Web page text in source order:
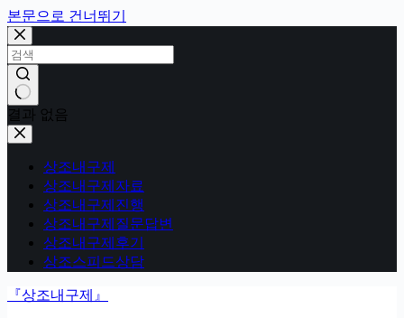
본문으로 건너뛰기
결과 없음
상조내구제
상조내구제자료
상조내구제진행
상조내구제질문답변
상조내구제후기
상조스피드상담
『상조내구제』